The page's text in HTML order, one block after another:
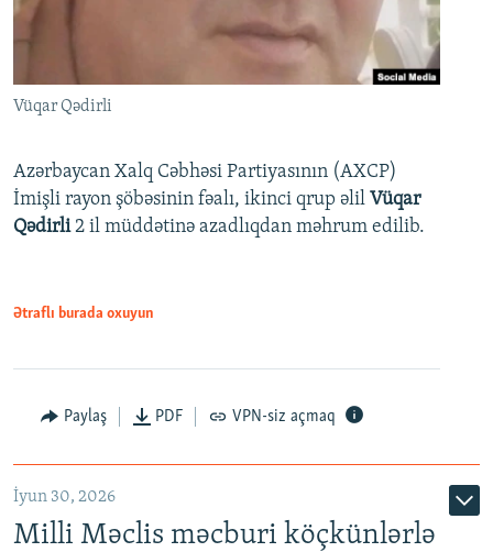
Vüqar Qədirli
Azərbaycan Xalq Cəbhəsi Partiyasının (AXCP)
İmişli rayon şöbəsinin fəalı, ikinci qrup əlil Vüqar
Qədirli2 il müddətinə azadlıqdan məhrum edilib.
Ətraflı burada oxuyun
Paylaş PDF VPN-siz açmaq
İyun 30, 2026
Milli Məclis məcburi köçkünlərlə